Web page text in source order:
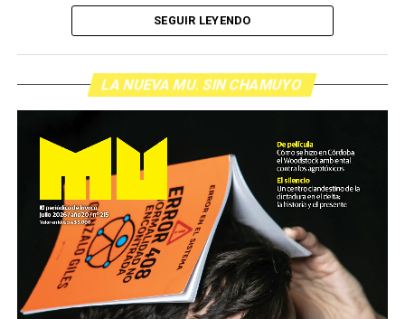
de cabecera Hugo López va a dar una definición
inolvidable sobre los normales y los anormales. Como
siempre, Pablo Marchetti que llega con música y con El
grito pelado.(Escuchá el programa completo)
Descargar los archivos de audio:Bloque 1/Bloque 2
Foto: Nacho Yuchark
Descargar el programa
La reproducción de este programa es libre. Sólo tenés
que mandar un mail a
infolavaca@yahoo.com.arpara
emitir todos los programas de Decí MU
SEGUIR LEYENDO
LA NUEVA MU. SIN CHAMUYO